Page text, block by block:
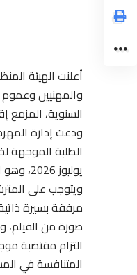
​أعلنت الهيئة
والمهنيين وعموم
السنوية، المزمع إقامتها
​ودعت إدارة
الطلبة الموجهة
يوليوز 2026، وهو الموعد النهائي المحدد لاستقبال المشاركات.
​ويتوجب على
مرفقة بسيرة
صورة من الفيلم،
التزام مقتضبة
المتنافسة في